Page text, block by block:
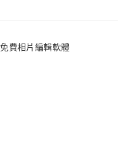
費相片編輯軟體